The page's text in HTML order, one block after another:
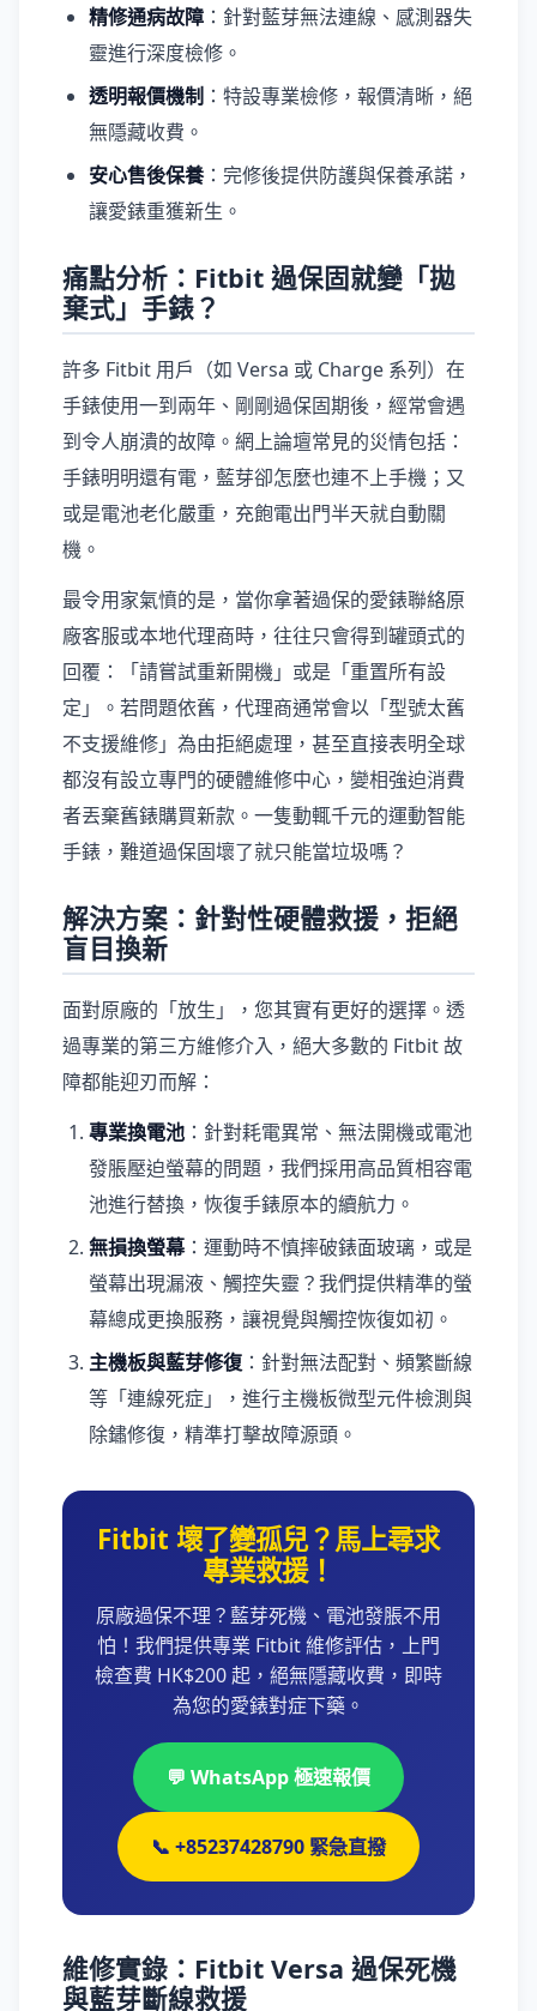
精修通病故障 ：針對藍芽無法連線、感測器失
靈進行深度檢修。
透明報價機制 ：特設專業檢修，報價清晰，絕
無隱藏收費。
安心售後保養 ：完修後提供防護與保養承諾，
讓愛錶重獲新生。
痛點分析：Fitbit 過保固就變「拋
棄式」手錶？
許多 Fitbit 用戶（如 Versa 或 Charge 系列）在
手錶使用一到兩年、剛剛過保固期後，經常會遇
到令人崩潰的故障。網上論壇常見的災情包括：
手錶明明還有電，藍芽卻怎麼也連不上手機；又
或是電池老化嚴重，充飽電出門半天就自動關
機。
最令用家氣憤的是，當你拿著過保的愛錶聯絡原
廠客服或本地代理商時，往往只會得到罐頭式的
回覆：「請嘗試重新開機」或是「重置所有設
定」。若問題依舊，代理商通常會以「型號太舊
不支援維修」為由拒絕處理，甚至直接表明全球
都沒有設立專門的硬體維修中心，變相強迫消費
者丟棄舊錶購買新款。一隻動輒千元的運動智能
手錶，難道過保固壞了就只能當垃圾嗎？
解決方案：針對性硬體救援，拒絕
盲目換新
面對原廠的「放生」，您其實有更好的選擇。透
過專業的第三方維修介入，絕大多數的 Fitbit 故
障都能迎刃而解：
專業換電池 ：針對耗電異常、無法開機或電池
發脹壓迫螢幕的問題，我們採用高品質相容電
池進行替換，恢復手錶原本的續航力。
無損換螢幕：運動時不慎摔破錶面玻璃，或是
螢幕出現漏液、觸控失靈？我們提供精準的螢
幕總成更換服務，讓視覺與觸控恢復如初。
主機板與藍芽修復 ：針對無法配對、頻繁斷線
等「連線死症」，進行主機板微型元件檢測與
除鏽修復，精準打擊故障源頭。
Fitbit 壞了變孤兒？馬上尋求
專業救援！
原廠過保不理？藍芽死機、電池發脹不用
怕！我們提供專業 Fitbit 維修評估，上門
檢查費 HK$200 起，絕無隱藏收費，即時
為您的愛錶對症下藥。
💬 WhatsApp 極速報價
📞 +85237428790 緊急直撥
維修實錄：Fitbit Versa 過保死機
與藍芽斷線救援